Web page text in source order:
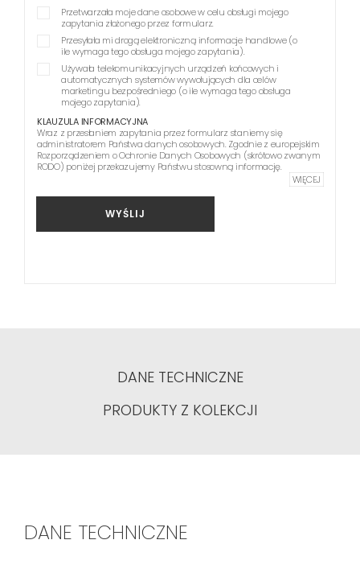
Przetwarzała moje dane osobowe w celu obsługi mojego
zapytania złożonego przez formularz.
Przesyłała mi drogą elektroniczną informacje handlowe (o
ile wymaga tego obsługa mojego zapytania).
Używała telekomunikacyjnych urządzeń końcowych i
automatycznych systemów wywołujących dla celów
marketingu bezpośredniego (o ile wymaga tego obsługa
mojego zapytania).
KLAUZULA INFORMACYJNA
Wraz z przesłaniem zapytania przez formularz staniemy się
administratorem Państwa danych osobowych. Zgodnie z europejskim
Rozporządzeniem o Ochronie Danych Osobowych (skrótowo zwanym
RODO) poniżej przekazujemy Państwu stosowną informację.
WIĘCEJ
WYŚLIJ
DANE TECHNICZNE
PRODUKTY Z KOLEKCJI
DANE TECHNICZNE